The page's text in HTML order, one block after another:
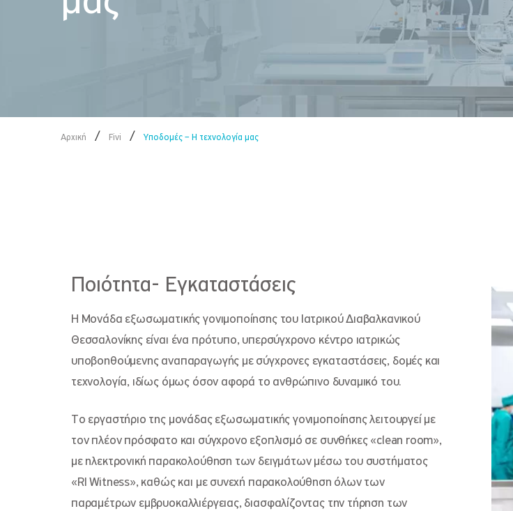
Αρχική / Fivi / Υποδομές – Η τεχνολογία μας
Ποιότητα- Εγκαταστάσεις
Η Μονάδα εξωσωματικής γονιμοποίησης του Ιατρικού Διαβαλκανικού
Θεσσαλονίκης είναι ένα πρότυπο, υπερσύγχρονο κέντρο ιατρικώς
υποβοηθούμενης αναπαραγωγής με σύγχρονες εγκαταστάσεις, δομές και
τεχνολογία, ιδίως όμως όσον αφορά το ανθρώπινο δυναμικό του.
Το εργαστήριο της μονάδας εξωσωματικής γονιμοποίησης λειτουργεί με
τον πλέον πρόσφατο και σύγχρονο εξοπλισμό σε συνθήκες «clean room»,
με ηλεκτρονική παρακολούθηση των δειγμάτων μέσω του συστήματος
«RI Witness», καθώς και με συνεχή παρακολούθηση όλων των
παραμέτρων εμβρυοκαλλιέργειας, διασφαλίζοντας την τήρηση των